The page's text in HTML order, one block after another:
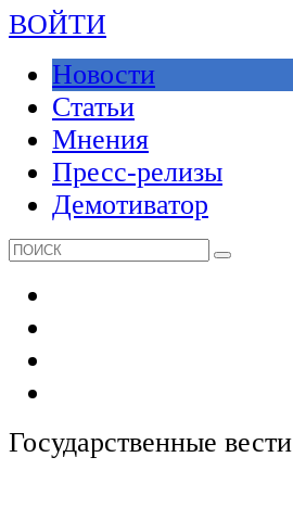
ВОЙТИ
Новости
Статьи
Мнения
Пресс-релизы
Демотиватор
Государственные вести